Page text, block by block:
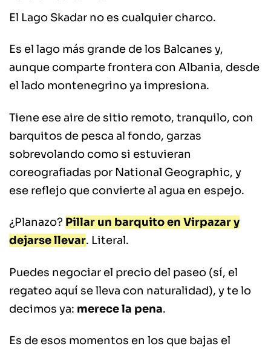
El Lago Skadar no es cualquier charco.
Es el lago más grande de los Balcanes y,
aunque comparte frontera con Albania, desde
el lado montenegrino ya impresiona.
Tiene ese aire de sitio remoto, tranquilo, con
barquitos de pesca al fondo, garzas
sobrevolando como si estuvieran
coreografiadas por National Geographic, y
ese reflejo que convierte al agua en espejo.
¿Planazo? Pillar un barquito en Virpazar y
dejarse llevar. Literal.
Puedes negociar el precio del paseo (sí, el
regateo aquí se lleva con naturalidad), y te lo
decimos ya: merece la pena.
Es de esos momentos en los que bajas el